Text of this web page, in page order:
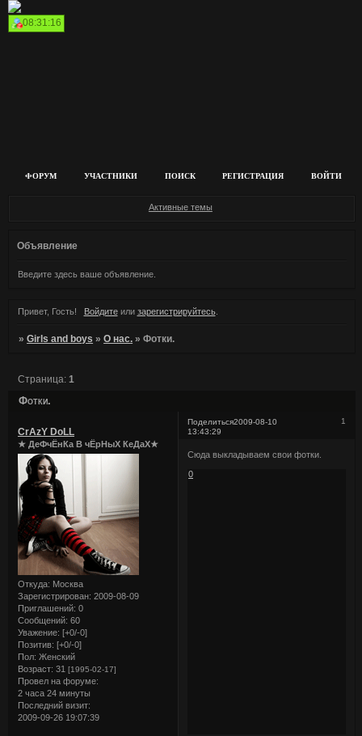
08:31:16
ФОРУМ УЧАСТНИКИ ПОИСК РЕГИСТРАЦИЯ ВОЙТИ
Активные темы
Объявление
Введите здесь ваше объявление.
Привет, Гость! Войдитеили зарегистрируйтесь.
»Girls and boys »О нас. »Фотки.
Фотки.
Страница:1
Поделиться 1
2009-08-10
13:43:29
CrAzY DoLL
★ ДеФчЁнКа В чЁрНыХ КеДаХ★
Откуда: Москва
Зарегистрирован: 2009-08-09
Приглашений: 0
Сообщений: 60
Уважение: [+0/-0]
Позитив: [+0/-0]
Пол: Женский
Возраст: 31 [1995-02-17]
Провел на форуме:
2 часа 24 минуты
Последний визит:
2009-09-26 19:07:39
Сюда выкладываем свои фотки.
0